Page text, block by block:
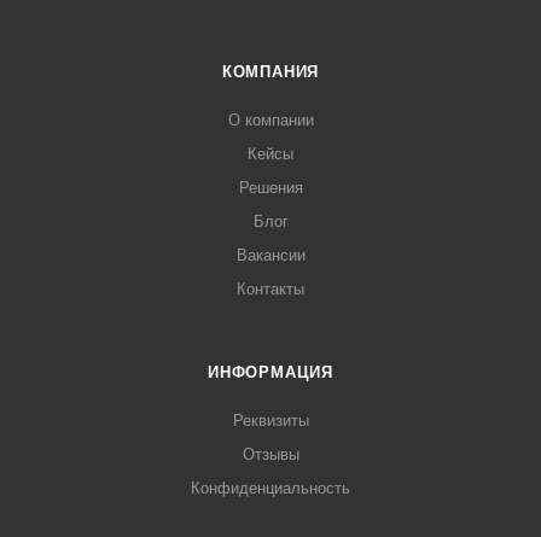
КОМПАНИЯ
О компании
Кейсы
Решения
Блог
Вакансии
Контакты
ИНФОРМАЦИЯ
Реквизиты
Отзывы
Конфиденциальность